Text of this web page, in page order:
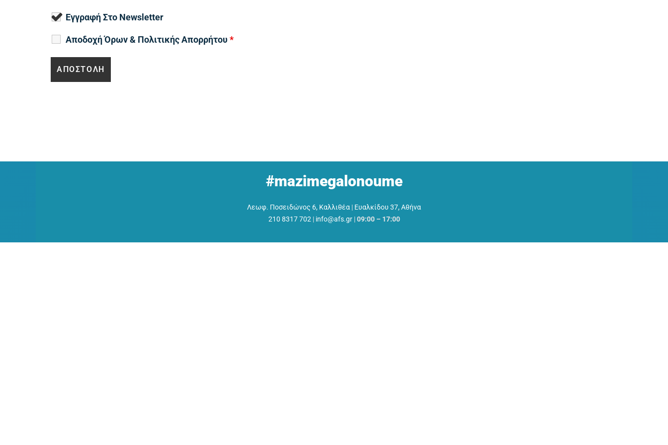
Εγγραφή Στο Newsletter
Αποδοχή Όρων & Πολιτικής Απορρήτου*
#mazimegalonoume
Λεωφ. Ποσειδώνος 6, Καλλιθέα | Ευαλκίδου 37, Αθήνα
210 8317 702 | info@afs.gr|09:00 – 17:00